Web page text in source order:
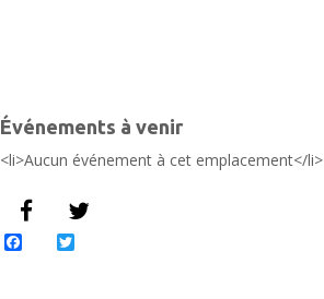
Événements à venir
<li>Aucun événement à cet emplacement</li>
Facebook